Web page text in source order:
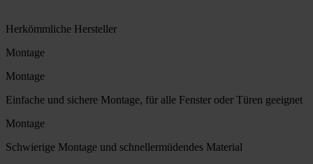
Herkömmliche Hersteller
Montage
Montage
Einfache und sichere Montage, für alle Fenster oder Türen geeignet
Montage
Schwierige Montage und schnellermüdendes Material